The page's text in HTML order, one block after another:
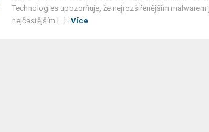
Technologies upozorňuje, že nejrozšířenějším malwarem
nejčastějším [...]
Více